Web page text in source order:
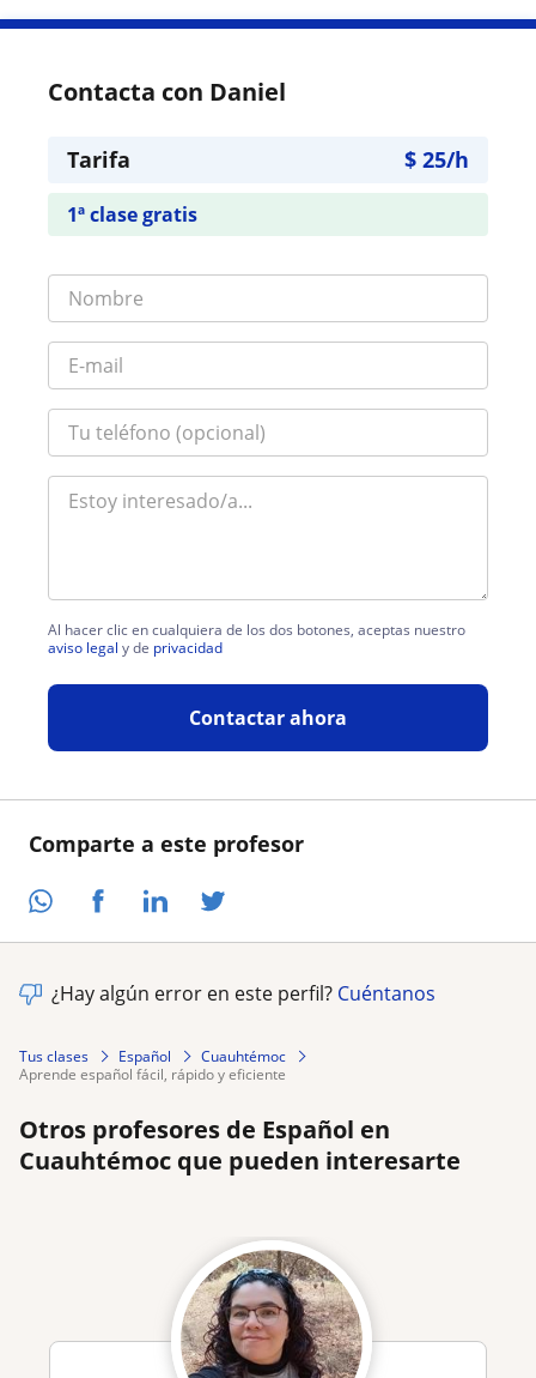
Comparte a este profesor
Contacta con Daniel
Tarifa $ 25/h
1ª clase gratis
Al hacer clic en cualquiera de los dos botones, aceptas nuestro
aviso legal y de privacidad
Contactar ahora
¿Hay algún error en este perfil? Cuéntanos
Tus clases Español
Cuauhtémoc
aprende español fácil, rápido y eficiente
Otros profesores de Español en
Cuauhtémoc que pueden interesarte